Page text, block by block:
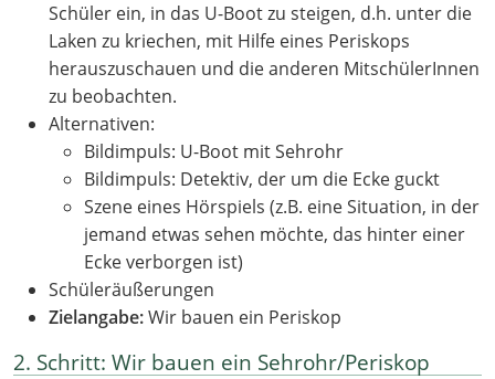
Schüler ein, in das U-Boot zu steigen, d.h. unter die
Laken zu kriechen, mit Hilfe eines Periskops
herauszuschauen und die anderen MitschülerInnen
zu beobachten.
Alternativen:
Bildimpuls: U-Boot mit Sehrohr
Bildimpuls: Detektiv, der um die Ecke guckt
Szene eines Hörspiels (z.B. eine Situation, in der
jemand etwas sehen möchte, das hinter einer
Ecke verborgen ist)
Schüleräußerungen
Zielangabe:Wir bauen ein Periskop
2. Schritt: Wir bauen ein Sehrohr/Periskop